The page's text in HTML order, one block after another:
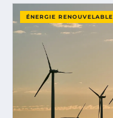
ÉNERGIE RENOUVELABLE